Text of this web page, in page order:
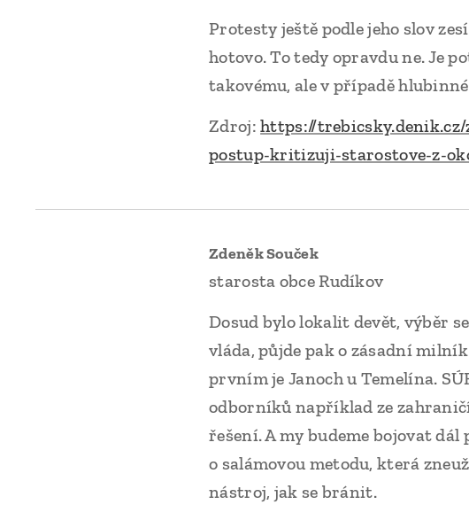
Protesty ještě podle jeho slov
hotovo. To tedy opravdu ne. Je
takovému, ale v případě
Zdroj:https://
postup-kritizuji-starostove-z-
Zdeněk Souček
starosta obce Rudíkov
Dosud bylo lokalit devět, výběr
vláda, půjde pak o zásadní
prvním je Janoch u Temelína.
odborníků například ze
řešení. A my budeme bojovat
o salámovou metodu, která
nástroj, jak se bránit.